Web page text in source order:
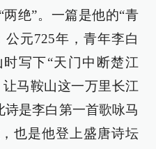
绝”。一篇是他的“青
元725年，青年李白
写下“天门中断楚江
马鞍山这一万里长江
诗是李白第一首歌咏马
也是他登上盛唐诗坛